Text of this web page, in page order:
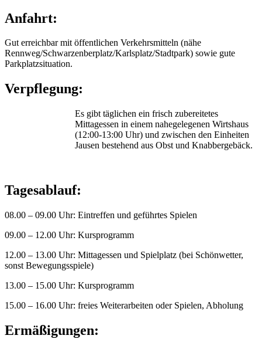
Anfahrt:
Gut erreichbar mit öffentlichen Verkehrsmitteln (nähe
Rennweg/Schwarzenberplatz/Karlsplatz/Stadtpark) sowie gute
Parkplatzsituation.
Verpflegung:
Es gibt täglichen ein frisch zubereitetes
Mittagessen in einem nahegelegenen Wirtshaus
(12:00-13:00 Uhr) und zwischen den Einheiten
Jausen bestehend aus Obst und Knabbergebäck.
Tagesablauf:
08.00 – 09.00 Uhr: Eintreffen und geführtes Spielen
09.00 – 12.00 Uhr: Kursprogramm
12.00 – 13.00 Uhr: Mittagessen und Spielplatz (bei Schönwetter,
sonst Bewegungsspiele)
13.00 – 15.00 Uhr: Kursprogramm
15.00 – 16.00 Uhr: freies Weiterarbeiten oder Spielen, Abholung
Ermäßigungen: